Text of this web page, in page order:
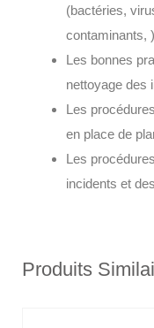
(bactéries,
contaminants, )
Les bonnes
nettoyage des
Les
en place de
Les
incidents et
Produits